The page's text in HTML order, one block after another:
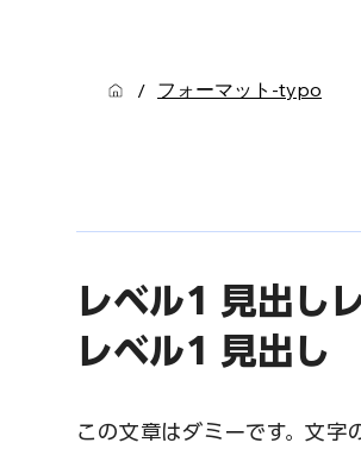
レベル1 見出し
レベル1 見出し
この文章はダミーです。文
/ フォーマット-typo